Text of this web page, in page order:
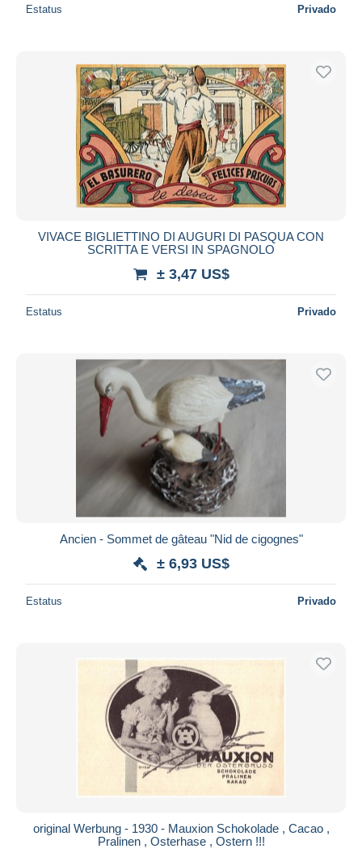
Estatus Privado
VIVACE BIGLIETTINO DI AUGURI DI PASQUA CON
SCRITTA E VERSI IN SPAGNOLO
± 3,47 US$
Estatus Privado
Ancien - Sommet de gâteau "Nid de cigognes"
± 6,93 US$
Estatus Privado
original Werbung - 1930 - Mauxion Schokolade , Cacao ,
Pralinen , Osterhase , Ostern !!!